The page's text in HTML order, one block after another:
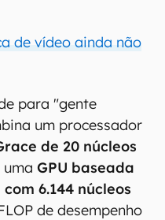
de vídeo ainda não
para "gente
um processador
de 20 núcleos
uma GPU baseada
6.144 núcleos
de desempenho